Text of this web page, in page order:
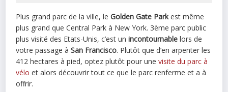
Plus grand parc de la ville, leGolden Gate Parkest même
plus grand que Central Park à New York. 3ème parc public
plus visité des Etats-Unis, c’est unincontournable lors de
votre passage àSan Francisco. Plutôt que d’en arpenter les
412 hectares à pied, optez plutôt pour unevisite du parc à
vélo et alors découvrir tout ce que le parc renferme et a à
offrir.